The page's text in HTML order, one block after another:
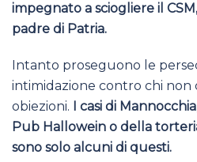
impegnato a sciogliere il
padre di Patria.
Intanto proseguono le
intimidazione contro chi non
obiezioni. I casi di
Pub Hallowein o della
sono solo alcuni di questi.